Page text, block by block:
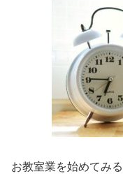
お教室業を始めてみ